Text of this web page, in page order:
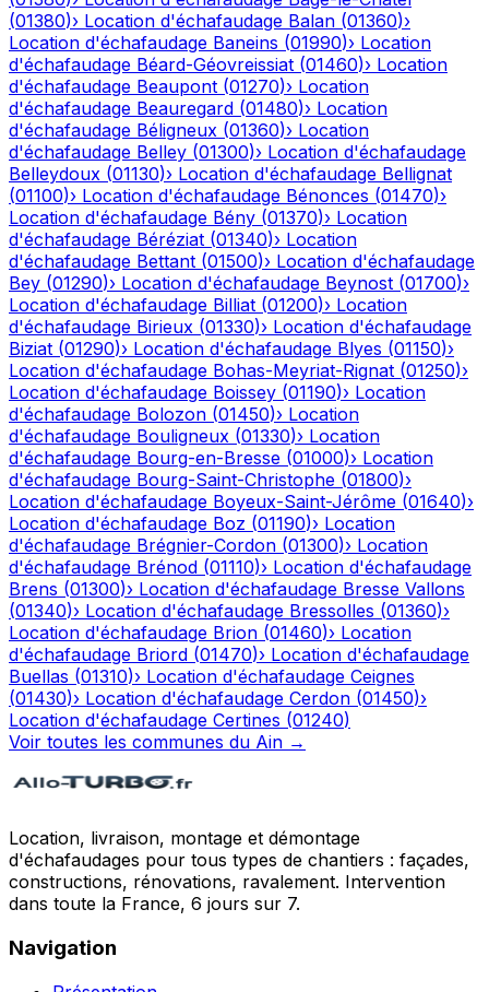
(01380)› Location d'échafaudage Balan (01360)›
Location d'échafaudage Baneins (01990)› Location
d'échafaudage Béard-Géovreissiat (01460)› Location
d'échafaudage Beaupont (01270)› Location
d'échafaudage Beauregard (01480)› Location
d'échafaudage Béligneux (01360)› Location
d'échafaudage Belley (01300)› Location d'échafaudage
Belleydoux (01130)› Location d'échafaudage Bellignat
(01100)› Location d'échafaudage Bénonces (01470)›
Location d'échafaudage Bény (01370)› Location
d'échafaudage Béréziat (01340)› Location
d'échafaudage Bettant (01500)› Location d'échafaudage
Bey (01290)› Location d'échafaudage Beynost (01700)›
Location d'échafaudage Billiat (01200)› Location
d'échafaudage Birieux (01330)› Location d'échafaudage
Biziat (01290)› Location d'échafaudage Blyes (01150)›
Location d'échafaudage Bohas-Meyriat-Rignat (01250)›
Location d'échafaudage Boissey (01190)› Location
d'échafaudage Bolozon (01450)› Location
d'échafaudage Bouligneux (01330)› Location
d'échafaudage Bourg-en-Bresse (01000)› Location
d'échafaudage Bourg-Saint-Christophe (01800)›
Location d'échafaudage Boyeux-Saint-Jérôme (01640)›
Location d'échafaudage Boz (01190)› Location
d'échafaudage Brégnier-Cordon (01300)› Location
d'échafaudage Brénod (01110)› Location d'échafaudage
Brens (01300)› Location d'échafaudage Bresse Vallons
(01340)› Location d'échafaudage Bressolles (01360)›
Location d'échafaudage Brion (01460)› Location
d'échafaudage Briord (01470)› Location d'échafaudage
Buellas (01310)› Location d'échafaudage Ceignes
(01430)› Location d'échafaudage Cerdon (01450)›
Location d'échafaudage Certines (01240)
Voir toutes les communes du Ain →
Location, livraison, montage et démontage
d'échafaudages pour tous types de chantiers : façades,
constructions, rénovations, ravalement. Intervention
dans toute la France, 6 jours sur 7.
Navigation